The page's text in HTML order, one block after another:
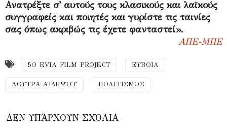
Ανατρέξτε σ' αυτούς τους κλασικούς και λαϊκούς
συγγραφείς και ποιητές και γυρίστε τις ταινίες
σας όπως ακριβώς τις έχετε φανταστεί».
ΑΠΕ-ΜΠΕ
5Ο EVIA FILM PROJECT ΕΥΒΟΙΑ
ΛΟΥΤΡΆ ΑΙΔΗΨΟΎ ΠΟΛΙΤΙΣΜΟΣ
ΔΕΝ ΥΠΆΡΧΟΥΝ ΣΧΌΛΙΑ